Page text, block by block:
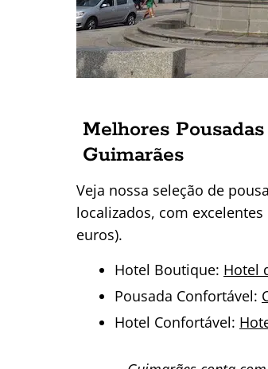
Melhores
Guimarães
Veja nossa seleção de
localizados, com
euros).
Hotel Boutique: Hotel
Pousada Confortável:
Hotel Confortável: